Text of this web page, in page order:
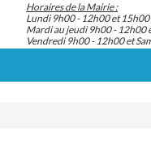
Horaires de la Mairie :
Lundi 9h00 - 12h00 et
Mardi au jeudi 9h00 - 12h00
Vendredi 9h00 - 12h00 et